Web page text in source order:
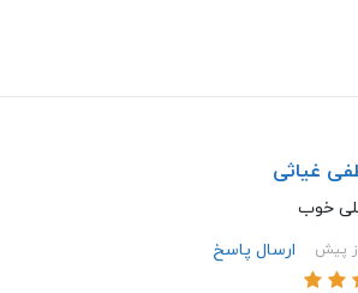
غیاثی
خوب
ارسال پاسخ